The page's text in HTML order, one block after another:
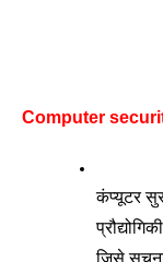
Computer
कंप्यूटर
जिसे